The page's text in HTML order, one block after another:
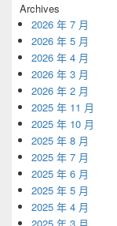
Archives
2026 年 7 月
2026 年 5 月
2026 年 4 月
2026 年 3 月
2026 年 2 月
2025 年 11 月
2025 年 10 月
2025 年 8 月
2025 年 7 月
2025 年 6 月
2025 年 5 月
2025 年 4 月